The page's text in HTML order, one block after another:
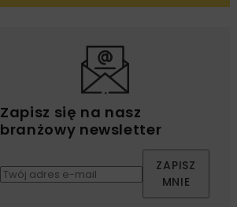
Zapisz się na nasz
branżowy newsletter
ZAPISZ
MNIE